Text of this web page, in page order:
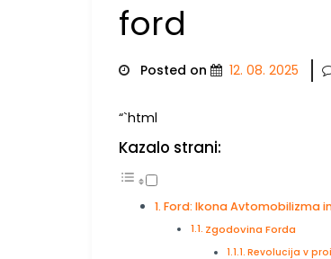
ford
Posted on 12. 08. 2025
“`html
Kazalo strani:
Ford: Ikona Avtomobilizma
Zgodovina Forda
Revolucija v